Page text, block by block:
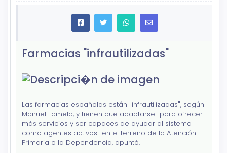
Farmacias "infrautilizadas"
Las farmacias españolas están "infrautilizadas", según
Manuel Lamela, y tienen que adaptarse "para ofrecer
más servicios y ser capaces de ayudar al sistema
como agentes activos" en el terreno de la Atención
Primaria o la Dependencia, apuntó.